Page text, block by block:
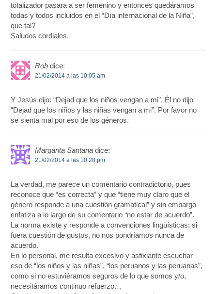
totalizador pasara a ser femenino y entonces quedáramos
todas y todos incluidos en el “Día internacional de la Niña”,
que tal?
Saludos cordiales.
Rob dice:
21/02/2014 a las 10:05 am
Y Jesús dijo: “Dejad que los niños vengan a mi”. Él no dijo
“Dejad que los niños y las niñas vengan a mi”. Por favor no
se sienta mal por eso de los géneros.
Margarita Santana dice:
21/02/2014 a las 10:28 pm
La verdad, me parece un comentario contradictorio, pues
reconoce que “es correcta” y que “tiene muy claro que el
género responde a una cuestión gramatical” y sin embargo
enfatiza a lo largo de su comentario “no estar de acuerdo”.
La norma existe y responde a convenciones lingüísticas; si
fuera cuestión de gustos, no nos pondríamos nunca de
acuerdo.
En lo personal, me resulta excesivo y asfixiante escuchar
eso de “los niños y las niñas”, “los peruanos y las peruanas”,
como si no estuviéramos seguros de lo que somos y/o,
necesitáramos continuo refuerzo…